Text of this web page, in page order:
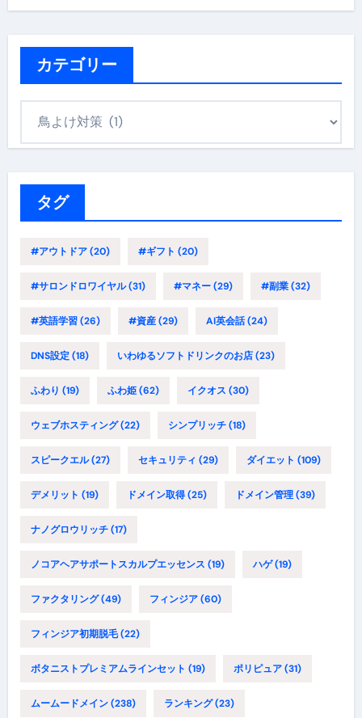
カテゴリー
タグ
#アウトドア(20) #ギフト (20)
#サロンドロワイヤル(31) #マネー(29) #副業(32)
#英語学習(26) #資産(29) AI英会話(24)
DNS設定(18) いわゆるソフトドリンクのお店(23)
ふわり (19) ふわ姫(62) イクオス (30)
ウェブホスティング(22) シンプリッチ(18)
スピークエル(27) セキュリティ (29) ダイエット (109)
デメリット (19) ドメイン取得(25) ドメイン管理(39)
ナノグロウリッチ(17)
ノコアヘアサポートスカルプエッセンス (19) ハゲ(19)
ファクタリング(49) フィンジア(60)
フィンジア初期脱毛(22)
ボタニストプレミアムラインセット (19) ポリピュア(31)
ムームードメイン(238) ランキング(23)